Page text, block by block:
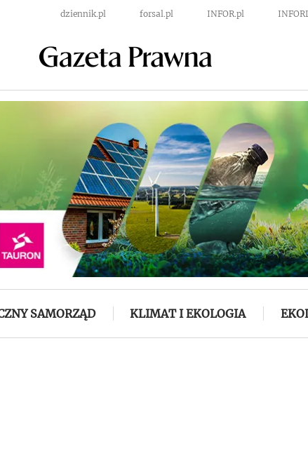
dziennik.pl forsal.pl INFOR.pl
SAMORZĄD KLIMAT I EKOLOGIA